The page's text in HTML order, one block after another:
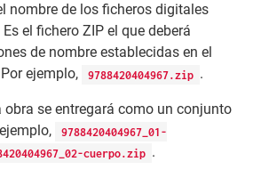
nombre de los ficheros digitales
el fichero ZIP el que deberá
de nombre establecidas en el
ejemplo,
9788420404967.zip .
obra se entregará como un conjunto
9788420404967_01-
cuerpo.zip .